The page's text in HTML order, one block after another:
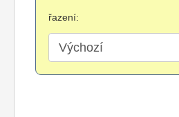
řazení: